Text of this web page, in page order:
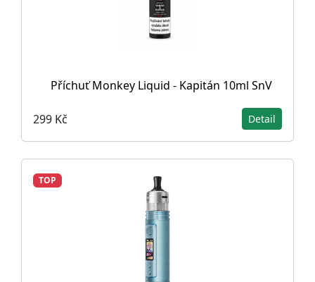
Příchuť Monkey Liquid - Kapitán 10ml SnV
299 Kč Detail
TOP